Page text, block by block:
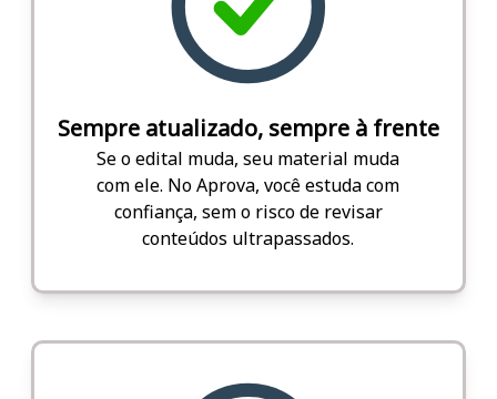
Sempre atualizado, sempre à frente
Se o edital muda, seu material muda
com ele. No Aprova, você estuda com
confiança, sem o risco de revisar
conteúdos ultrapassados.